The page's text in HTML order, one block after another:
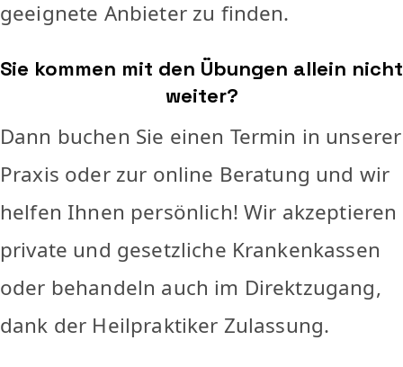
geeignete Anbieter zu finden.
Sie kommen mit den Übungen allein nicht
weiter?
Dann buchen Sie einen Termin in unserer
Praxis oder zur online Beratung und wir
helfen Ihnen persönlich! Wir akzeptieren
private und gesetzliche Krankenkassen
oder behandeln auch im Direktzugang,
dank der Heilpraktiker Zulassung.